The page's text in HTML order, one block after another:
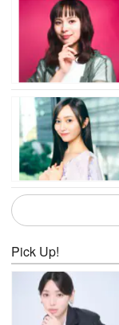
Pick Up!